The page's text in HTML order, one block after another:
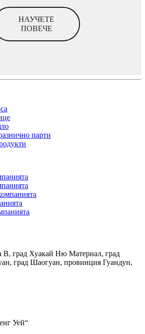
НАУЧЕТЕ
ПОВЕЧЕ
парти
град Хуакай Ню Материал, град
град Шаогуан, провинция Гуандун,
Уей“